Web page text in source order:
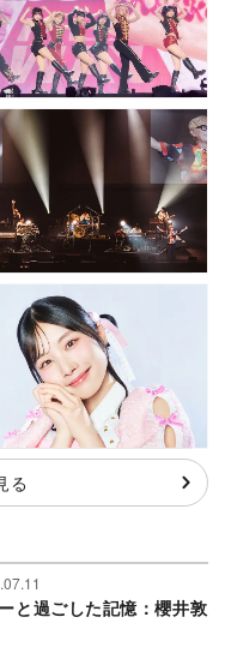
る
と過ごした記憶：櫻井敦